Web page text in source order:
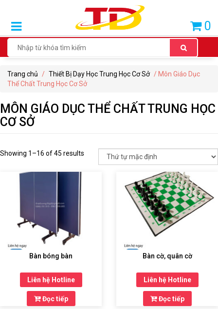
0
PHẨM
BÁN
CHẠY
THIẾT
DẠY
HỌC
TIỂU
BỊ
Trang chủ / Thiết Bị Dạy Học Trung Học Cơ Sở / Môn Giáo Dục
Thể Chất Trung Học Cơ Sở
MÔN GIÁO DỤC THỂ CHẤT TRUNG HỌC
CƠ SỞ
Showing 1–16 of 45 results
Bàn bóng bàn
Liên hệ Hotline
Đọc tiếp
Bàn cờ, quân cờ
Liên hệ Hotline
Đọc tiếp